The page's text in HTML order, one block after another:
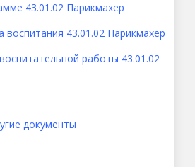
43.01.02 Парикмахер
воспитания 43.01.02 Парикмахер
работы 43.01.02
документы